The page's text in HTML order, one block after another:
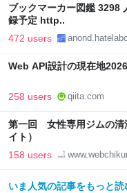
ブックマーカー図鑑
録予定 http..
472 users
Web API設計の現在地
258 users qiita.com
第一回 女性専用ジムの清
イト）
158 users
いま人気の記事をもっと読